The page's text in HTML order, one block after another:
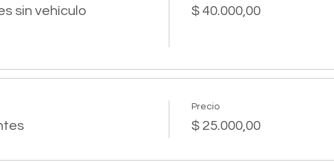
sin vehículo $ 40.000,00
Precio
$ 25.000,00